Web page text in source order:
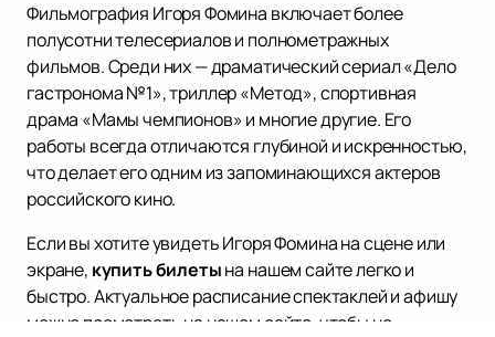
Фильмография Игоря Фомина включает более
полусотни телесериалов и полнометражных
фильмов. Среди них — драматический сериал «Дело
гастронома №1», триллер «Метод», спортивная
драма «Мамы чемпионов» и многие другие. Его
работы всегда отличаются глубиной и искренностью,
что делает его одним из запоминающихся актеров
российского кино.
Если вы хотите увидеть Игоря Фомина на сцене или
экране, купить билетына нашем сайте легко и
быстро. Актуальное расписание спектаклей и афишу
можно посмотреть на нашем сайте, чтобы не